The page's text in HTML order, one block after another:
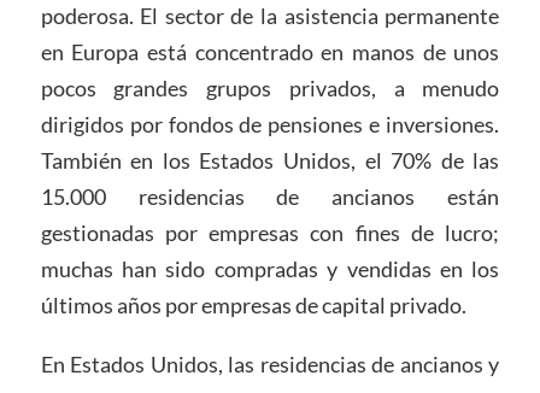
poderosa. El sector de la asistencia permanente
en Europa está concentrado en manos de unos
pocos grandes grupos privados, a menudo
dirigidos por fondos de pensiones e inversiones.
También en los Estados Unidos, el 70% de las
15.000 residencias de ancianos están
gestionadas por empresas con fines de lucro;
muchas han sido compradas y vendidas en los
últimos años por empresas de capital privado.
En Estados Unidos, las residencias de ancianos y